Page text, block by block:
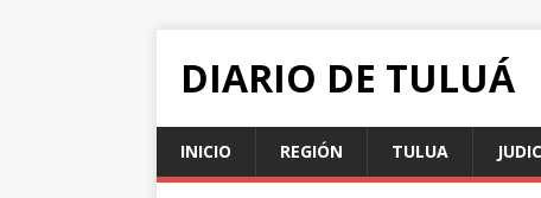
DIARIO DE TULUÁ
INICIO REGIÓN TULUA